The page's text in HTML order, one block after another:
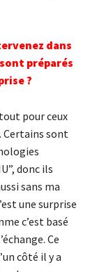
dans
préparés
?
pour ceux
Certains sont
donc ils
sans ma
une surprise
c’est basé
Ce
côté il y a